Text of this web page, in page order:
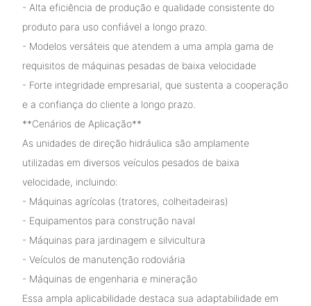
- Alta eficiência de produção e qualidade consistente do
produto para uso confiável a longo prazo.
- Modelos versáteis que atendem a uma ampla gama de
requisitos de máquinas pesadas de baixa velocidade
- Forte integridade empresarial, que sustenta a cooperação
e a confiança do cliente a longo prazo.
**Cenários de Aplicação**
As unidades de direção hidráulica são amplamente
utilizadas em diversos veículos pesados ​​de baixa
velocidade, incluindo:
- Máquinas agrícolas (tratores, colheitadeiras)
- Equipamentos para construção naval
- Máquinas para jardinagem e silvicultura
- Veículos de manutenção rodoviária
- Máquinas de engenharia e mineração
Essa ampla aplicabilidade destaca sua adaptabilidade em